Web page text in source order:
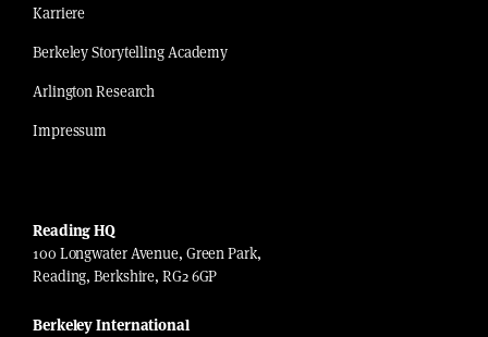
Karriere
Berkeley Storytelling Academy
Arlington Research
Impressum
Reading HQ
100 Longwater Avenue, Green Park,
Reading, Berkshire, RG2 6GP
Berkeley International